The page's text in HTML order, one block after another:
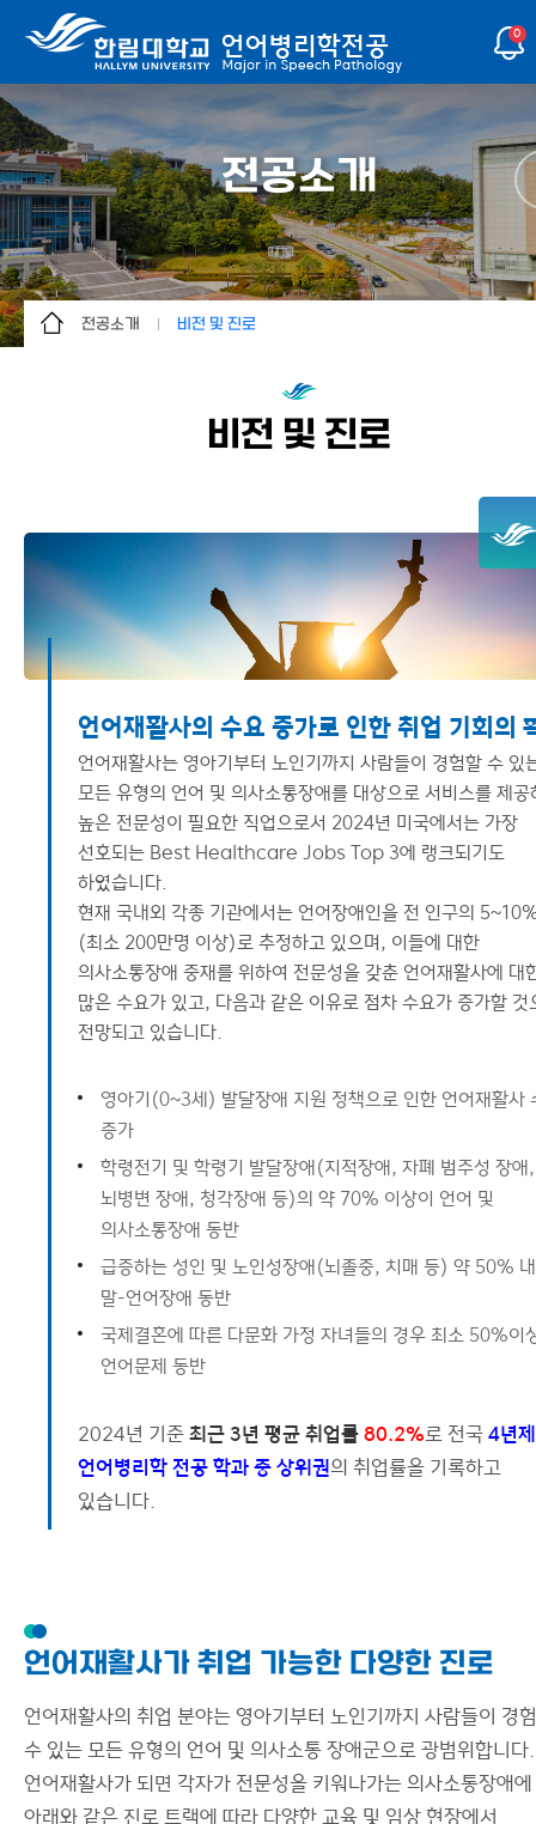
0
전공소개
전공소개 비전 및 진로
교수진
언어재활사 자격증
비전 및 진로
언어재활사의 수요 증가로 인한 취업 기회의
언어재활사는 영아기부터 노인기까지 사람들이 경험할 수 있
모든 유형의 언어 및 의사소통장애를 대상으로 서비스를 제공
높은 전문성이 필요한 직업으로서 2024년 미국에서는 가장
선호되는 Best Healthcare Jobs Top 3에 랭크되기도
하였습니다.
현재 국내외 각종 기관에서는 언어장애인을 전 인구의
(최소 200만명 이상)로 추정하고 있으며, 이들에 대한
의사소통장애 중재를 위하여 전문성을 갖춘 언어재활사에 대
많은 수요가 있고, 다음과 같은 이유로 점차 수요가 증가할 것
전망되고 있습니다.
영아기(0~3세) 발달장애 지원 정책으로 인한 언어재활사
증가
학령전기 및 학령기 발달장애(지적장애, 자폐 범주성 장애,
뇌병변 장애, 청각장애 등)의 약 70% 이상이 언어 및
의사소통장애 동반
급증하는 성인 및 노인성장애(뇌졸중, 치매 등) 약 50%
말-언어장애 동반
국제결혼에 따른 다문화 가정 자녀들의 경우 최소 50%이
언어문제 동반
2024년 기준최근 3년 평균 취업률80.2%로 전국4년제
언어병리학 전공 학과 중 상위권의 취업률을 기록하고
있습니다.
언어재활사가 취업 가능한 다양한 진로
언어재활사의 취업 분야는 영아기부터 노인기까지 사람들이 경
수 있는 모든 유형의 언어 및 의사소통 장애군으로 광범위합니다.
언어재활사가 되면 각자가 전문성을 키워나가는 의사소통장애
아래와 같은 진로 트랙에 따라 다양한 교육 및 임상 현장에서